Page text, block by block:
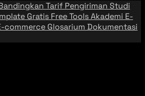
Tarif Pengiriman Studi
Gratis Free ToolsAkademi E-
commerce Glosarium Dokumentasi